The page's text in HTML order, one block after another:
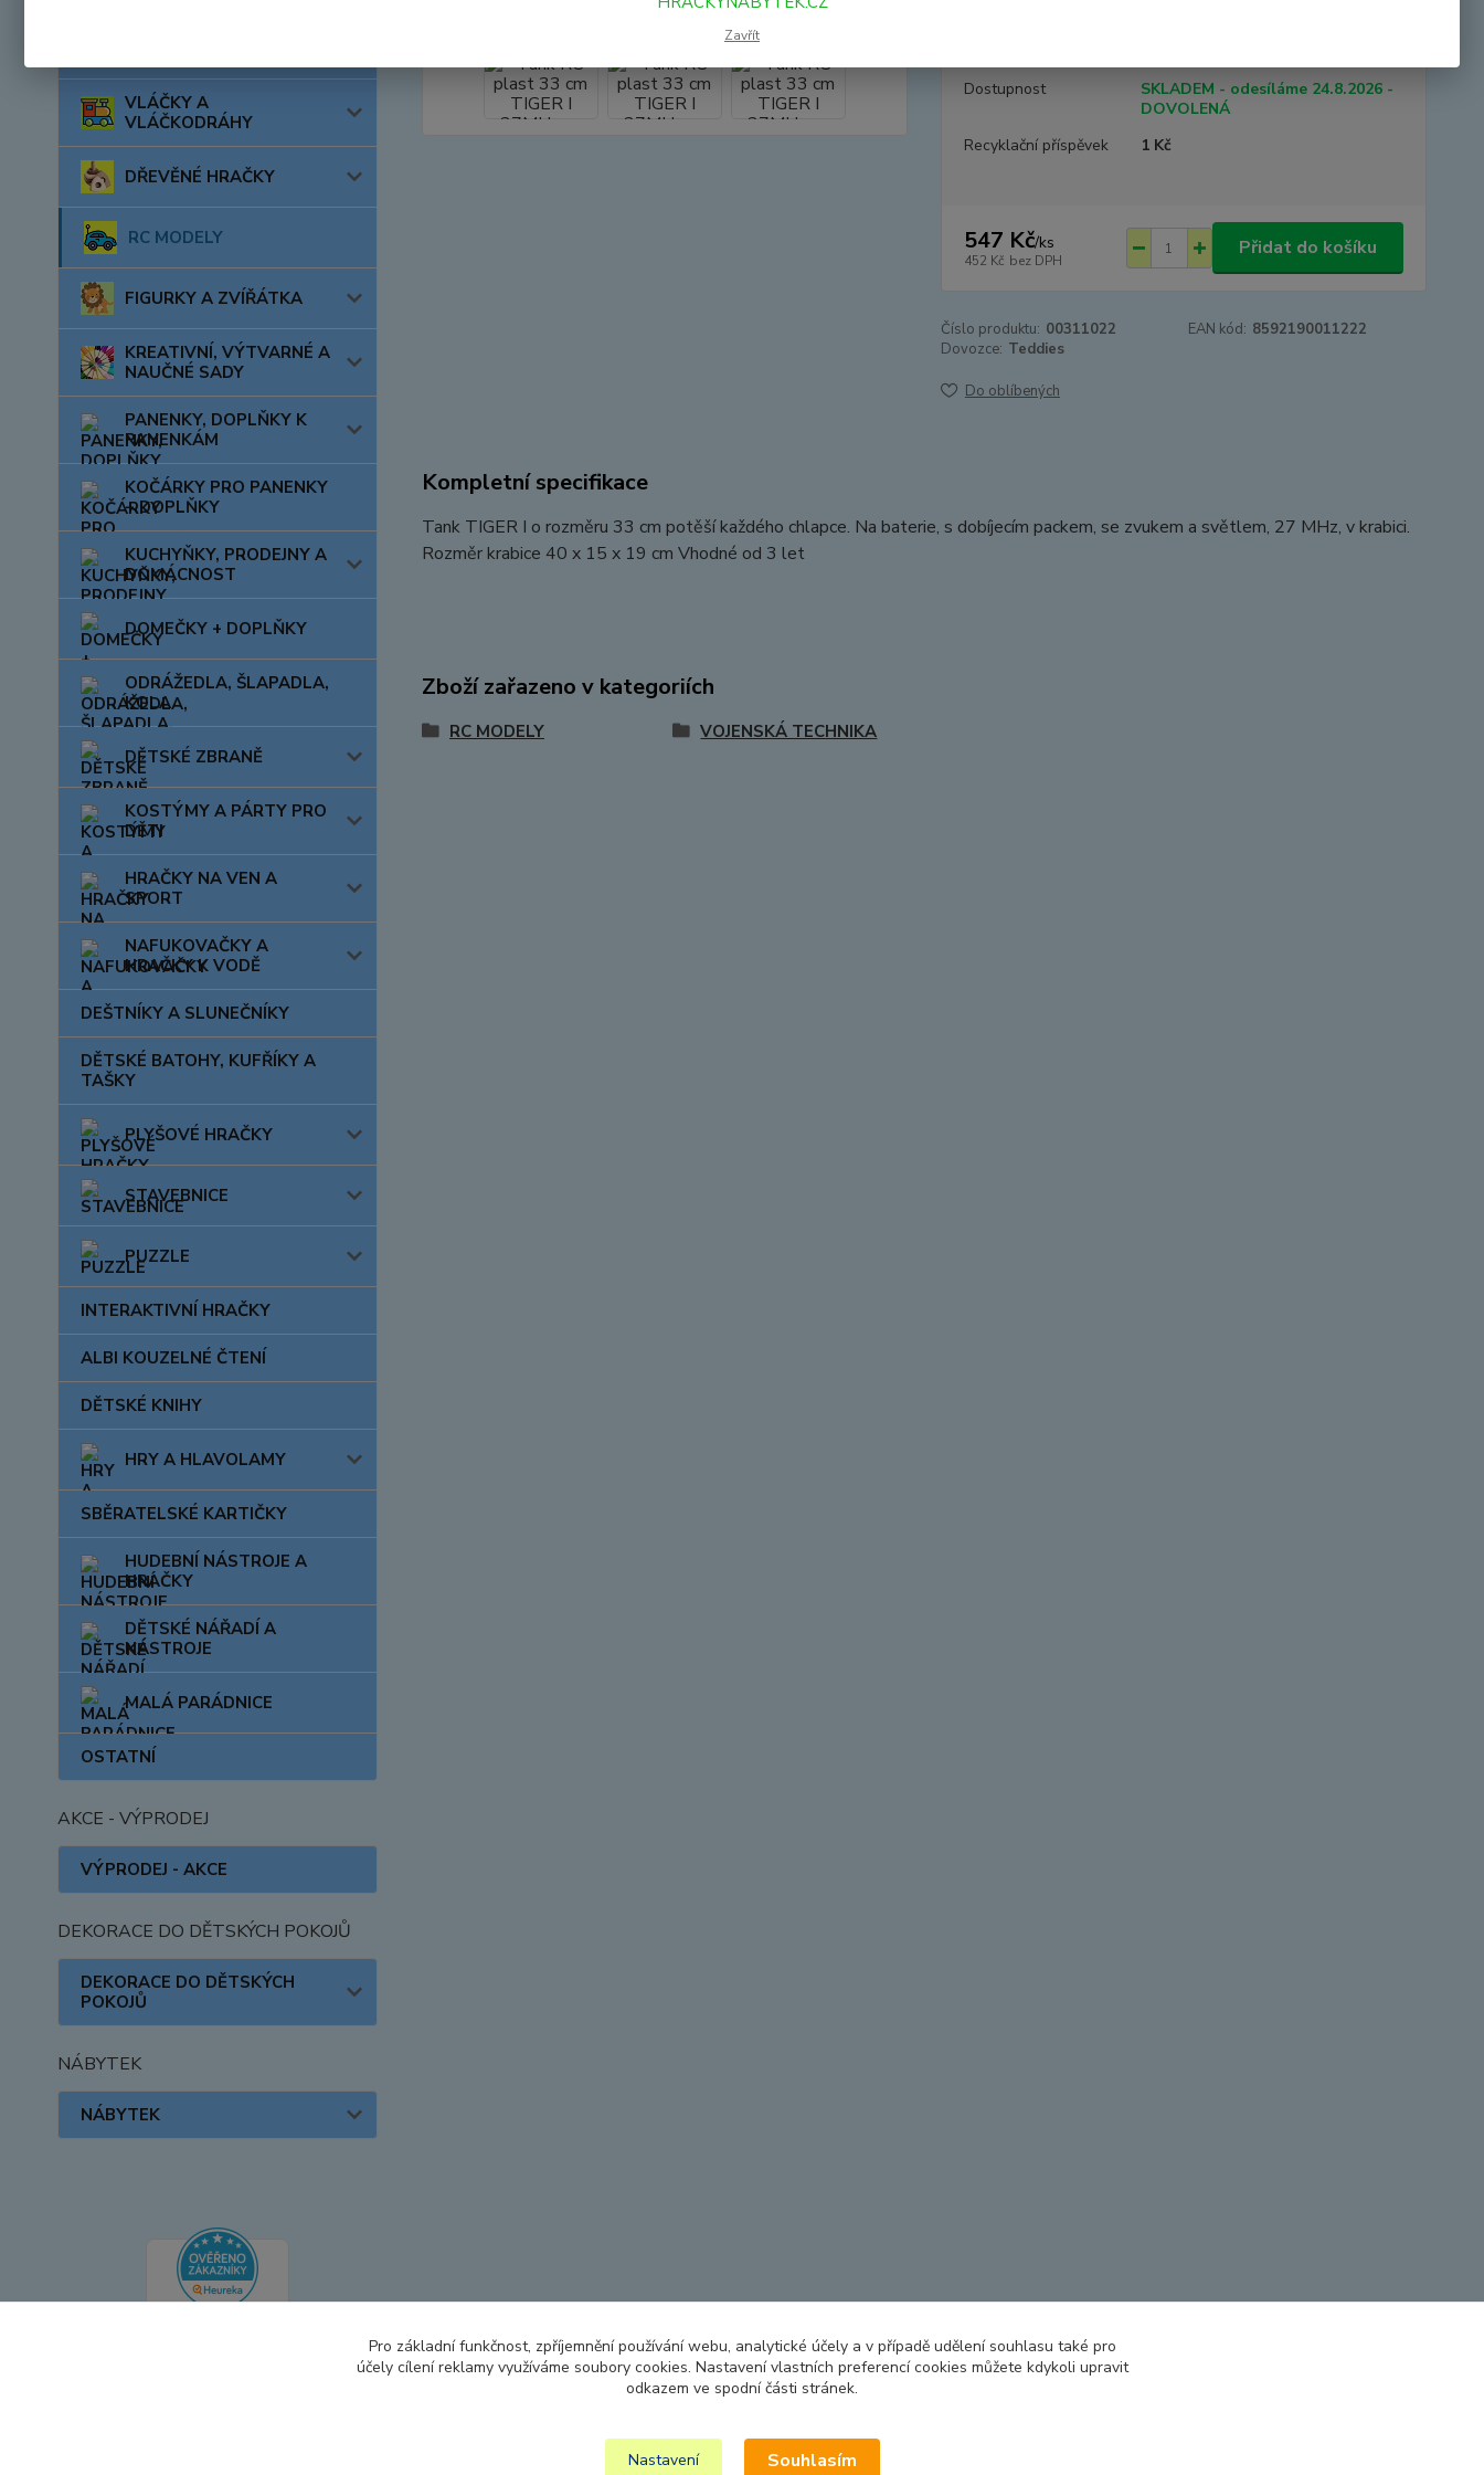
VLÁČKY A
VLÁČKODRÁHY
DŘEVĚNÉ HRAČKY
RC MODELY
FIGURKY A ZVÍŘÁTKA
KREATIVNÍ, VÝTVARNÉ A
NAUČNÉ SADY
PANENKY, DOPLŇKY K
PANENKÁM
KOČÁRKY PRO PANENKY
+ DOPLŇKY
KUCHYŇKY, PRODEJNY A
DOMÁCNOST
DOMEČKY + DOPLŇKY
ODRÁŽEDLA, ŠLAPADLA,
KOLA
DĚTSKÉ ZBRANĚ
KOSTÝMY A PÁRTY PRO
DĚTI
HRAČKY NA VEN A
SPORT
NAFUKOVAČKY A
HRAČKY K VODĚ
DEŠTNÍKY A SLUNEČNÍKY
DĚTSKÉ BATOHY, KUFŘÍKY A
TAŠKY
PLYŠOVÉ HRAČKY
STAVEBNICE
PUZZLE
INTERAKTIVNÍ HRAČKY
ALBI KOUZELNÉ ČTENÍ
DĚTSKÉ KNIHY
HRY A HLAVOLAMY
SBĚRATELSKÉ KARTIČKY
HUDEBNÍ NÁSTROJE A
HRAČKY
DĚTSKÉ NÁŘADÍ A
NÁSTROJE
MALÁ PARÁDNICE
OSTATNÍ
AKCE - VÝPRODEJ
VÝPRODEJ - AKCE
DEKORACE DO DĚTSKÝCH POKOJŮ
DEKORACE DO DĚTSKÝCH
POKOJŮ
NÁBYTEK
NÁBYTEK
Dostupnost
SKLADEM - odesíláme 24.8.2026 -
DOVOLENÁ
Recyklační příspěvek
1 Kč
547 Kč/ks
452 Kč bez DPH
Přidat do košíku
Číslo produktu: 00311022 EAN kód: 8592190011222
Dovozce: Teddies
Do oblíbených
Kompletní specifikace
Tank TIGER I o rozměru 33 cm potěší každého chlapce. Na baterie, s dobíjecím packem, se zvukem a světlem, 27 MHz, v krabici.
Rozměr krabice 40 x 15 x 19 cm Vhodné od 3 let
Zboží zařazeno v kategoriích
RC MODELY VOJENSKÁ TECHNIKA
Zavřít
Pro základní funkčnost, zpříjemnění používání webu, analytické účely a v případě udělení souhlasu také pro
účely cílení reklamy využíváme soubory cookies. Nastavení vlastních preferencí cookies můžete kdykoli upravit
odkazem ve spodní části stránek.
Nastavení Souhlasím